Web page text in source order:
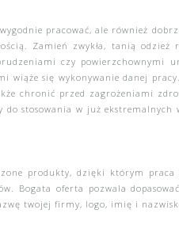
pracować, ale również
Zamień zwykła, tanią odzież
czy powierzchownymi
wiąże się wykonywanie danej
chronić przed zagrożeniami
stosowania w już ekstremalnych
produkty, dzięki którym praca
Bogata oferta pozwala
twojej firmy, logo, imię i